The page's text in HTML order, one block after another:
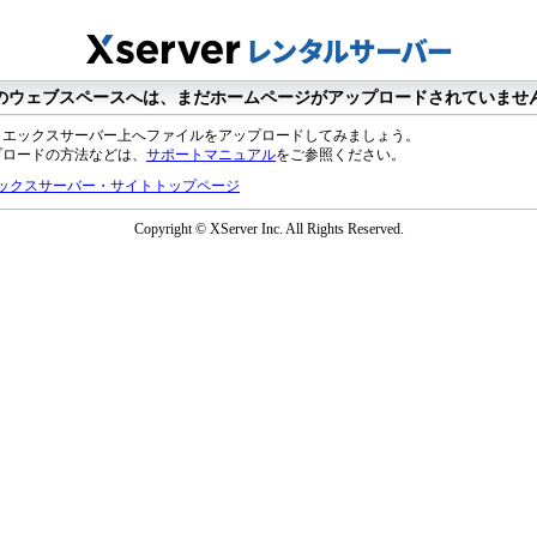
ウェブスペースへは、まだホームページがアップロードされていませ
ックスサーバー上へファイルをアップロードしてみましょう。
ードの方法などは、 サポートマニュアルをご参照ください。
クスサーバー・サイトトップページ
Copyright © XServer Inc. All Rights Reserved.